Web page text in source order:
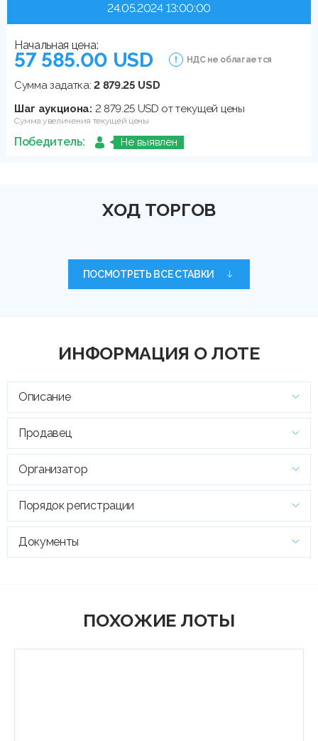
24.05.2024 13:00:00
Начальная цена:
57 585.00 USD НДС не облагается
Сумма задатка:2 879.25 USD
Шаг аукциона: 2 879.25 USD от текущей цены
Сумма увеличения текущей цены
Победитель: Не выявлен
ХОД ТОРГОВ
ПОСМОТРЕТЬ ВСЕ СТАВКИ
ИНФОРМАЦИЯ О ЛОТЕ
Описание
Продавец
Организатор
Порядок регистрации
Документы
ПОХОЖИЕ ЛОТЫ